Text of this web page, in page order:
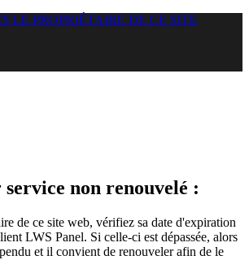
LE PROPRIÉTAIRE DE CE SITE
non renouvelé :
de ce site web, vérifiez sa date d'expiration
LWS Panel. Si celle-ci est dépassée, alors
et il convient de renouveler afin de le